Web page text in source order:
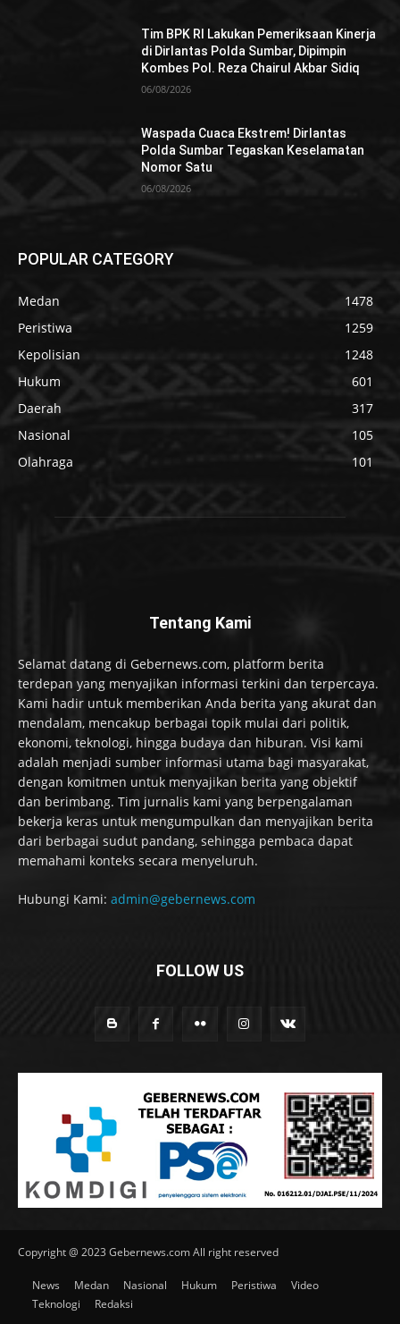
Tim BPK RI Lakukan Pemeriksaan Kinerja
di Dirlantas Polda Sumbar, Dipimpin
Kombes Pol. Reza Chairul Akbar Sidiq
06/08/2026
Waspada Cuaca Ekstrem! Dirlantas
Polda Sumbar Tegaskan Keselamatan
Nomor Satu
06/08/2026
POPULAR CATEGORY
Medan
1478
Peristiwa
1259
Kepolisian
1248
Hukum
601
Daerah
317
Nasional
105
Olahraga
101
Tentang Kami
Selamat datang di Gebernews.com, platform berita
terdepan yang menyajikan informasi terkini dan terpercaya.
Kami hadir untuk memberikan Anda berita yang akurat dan
mendalam, mencakup berbagai topik mulai dari politik,
ekonomi, teknologi, hingga budaya dan hiburan. Visi kami
adalah menjadi sumber informasi utama bagi masyarakat,
dengan komitmen untuk menyajikan berita yang objektif
dan berimbang. Tim jurnalis kami yang berpengalaman
bekerja keras untuk mengumpulkan dan menyajikan berita
dari berbagai sudut pandang, sehingga pembaca dapat
memahami konteks secara menyeluruh.
Hubungi Kami: admin@gebernews.com
FOLLOW US
Copyright @ 2023 Gebernews.com All right reserved
News Medan Nasional Hukum Peristiwa
Video
Teknologi
Redaksi